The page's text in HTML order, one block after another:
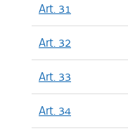
Art. 31
Art. 32
Art. 33
Art. 34